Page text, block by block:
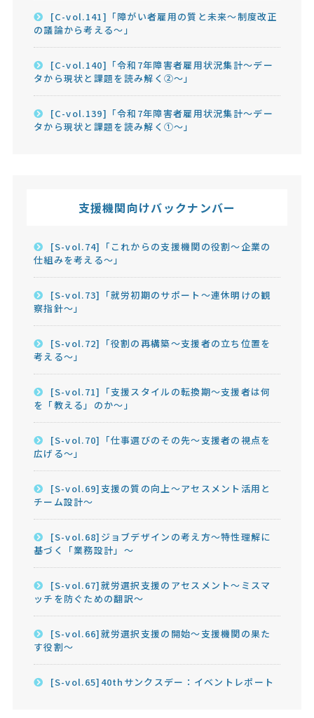
[C-vol.141]「障がい者雇用の質と未来～制度改正
の議論から考える～」
[C-vol.140]「令和7年障害者雇用状況集計～デー
タから現状と課題を読み解く②～」
[C-vol.139]「令和7年障害者雇用状況集計～デー
タから現状と課題を読み解く①～」
支援機関向けバックナンバー
[S-vol.74]「これからの支援機関の役割～企業の
仕組みを考える～」
[S-vol.73]「就労初期のサポート～連休明けの観
察指針～」
[S-vol.72]「役割の再構築～支援者の立ち位置を
考える～」
[S-vol.71]「支援スタイルの転換期～支援者は何
を「教える」のか～」
[S-vol.70]「仕事選びのその先～支援者の視点を
広げる～」
[S-vol.69]支援の質の向上～アセスメント活用と
チーム設計～
[S-vol.68]ジョブデザインの考え方～特性理解に
基づく「業務設計」～
[S-vol.67]就労選択支援のアセスメント～ミスマ
ッチを防ぐための翻訳～
[S-vol.66]就労選択支援の開始～支援機関の果た
す役割～
[S-vol.65]40thサンクスデー：イベントレポート